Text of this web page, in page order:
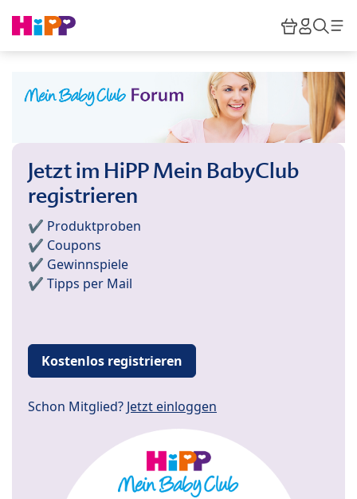
HiPP
Jetzt im HiPP Mein BabyClub
registrieren
✔️ Produktproben
✔️ Coupons
✔️ Gewinnspiele
✔️ Tipps per Mail
Kostenlos registrieren
Schon Mitglied? Jetzt einloggen